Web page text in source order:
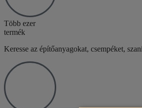
Több ezer
termék
Keresse az építőanyagokat, csempéket,